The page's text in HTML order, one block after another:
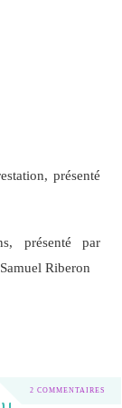
présenté
présenté par
Riberon
2 COMMENTAIRES